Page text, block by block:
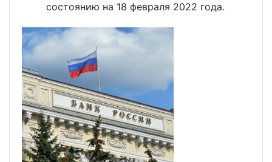
состоянию на 18 февраля 2022 года.